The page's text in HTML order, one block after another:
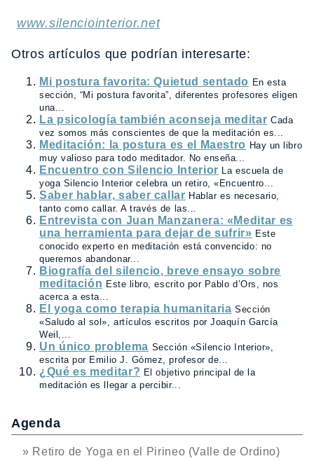
www.silenciointerior.net
Otros artículos que podrían interesarte:
Mi postura favorita: Quietud sentado En esta
sección, “Mi postura favorita”, diferentes profesores eligen
una...
La psicología también aconseja meditar Cada
vez somos más conscientes de que la meditación es...
Meditación: la postura es el Maestro Hay un libro
muy valioso para todo meditador. No enseña...
Encuentro con Silencio Interior La escuela de
yoga Silencio Interior celebra un retiro, «Encuentro...
Saber hablar, saber callar Hablar es necesario,
tanto como callar. A través de las...
Entrevista con Juan Manzanera: «Meditar es
una herramienta para dejar de sufrir» Este
conocido experto en meditación está convencido: no
queremos abandonar...
Biografía del silencio, breve ensayo sobre
meditación Este libro, escrito por Pablo d’Ors, nos
acerca a esta...
El yoga como terapia humanitaria Sección
«Saludo al sol», artículos escritos por Joaquín García
Weil,...
Un único problema Sección «Silencio Interior»,
escrita por Emilio J. Gómez, profesor de...
¿Qué es meditar? El objetivo principal de la
meditación es llegar a percibir...
Agenda
» Retiro de Yoga en el Pirineo (Valle de Ordino)